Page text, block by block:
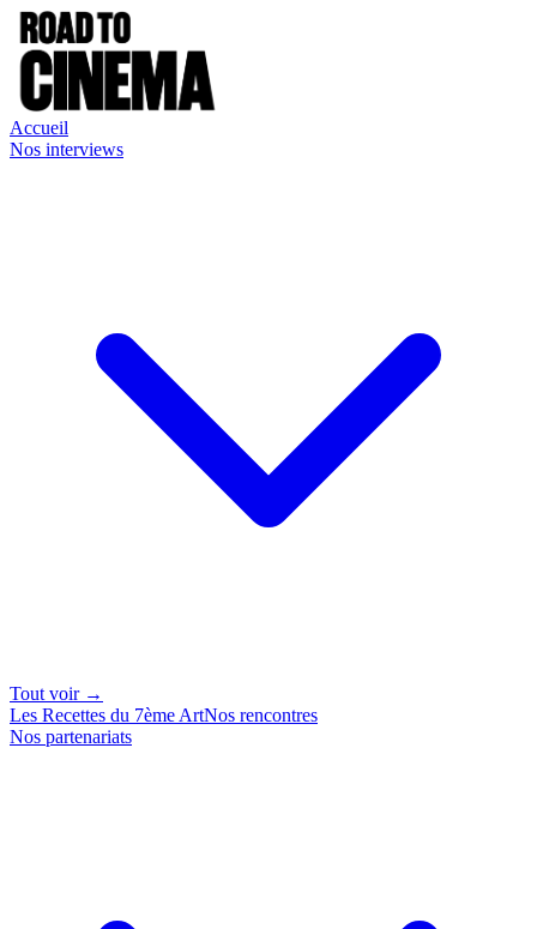
Accueil
Nos interviews
Tout voir →
Les Recettes du 7ème ArtNos rencontres
Nos partenariats